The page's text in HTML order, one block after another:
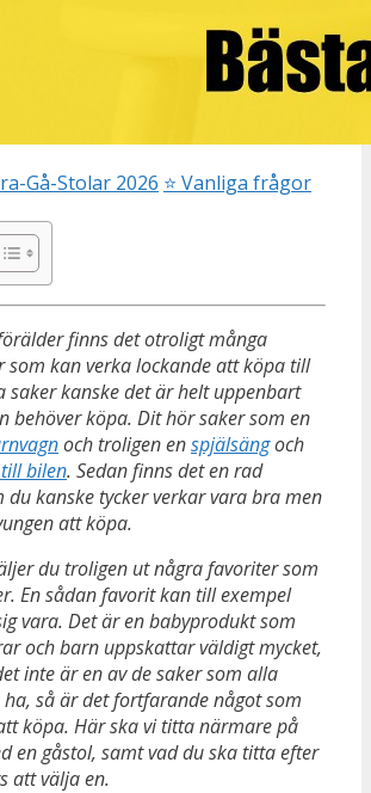
Gå-Stolar 2026 ⭐ Vanliga frågor
finns det otroligt många
som kan verka lockande att köpa till
saker kanske det är helt uppenbart
behöver köpa. Dit hör saker som en
och troligen enspjälsängoch
bilen. Sedan finns det en rad
du kanske tycker verkar vara bra men
att köpa.
du troligen ut några favoriter som
En sådan favorit kan till exempel
vara. Det är en babyprodukt som
och barn uppskattar väldigt mycket,
inte är en av de saker som alla
så är det fortfarande något som
köpa. Här ska vi titta närmare på
en gåstol, samt vad du ska titta efter
att välja en.